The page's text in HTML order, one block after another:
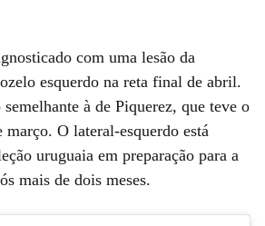
com uma lesão da
esquerdo na reta final de abril.
à de Piquerez, que teve o
O lateral-esquerdo está
uruguaia em preparação para a
mais de dois meses.